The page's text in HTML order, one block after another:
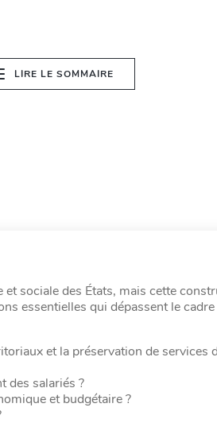
LIRE LE SOMMAIRE
sociale des États, mais cette
essentielles qui dépassent le
et la préservation de services
des salariés ?
et budgétaire ?